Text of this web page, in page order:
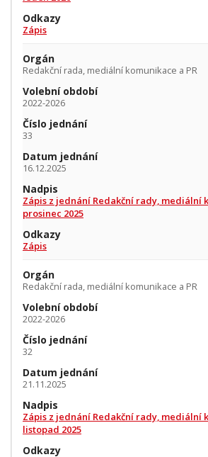
Odkazy
Zápis
Orgán
Redakční rada, mediální komunikace a PR
Volební období
2022-2026
Číslo jednání
33
Datum jednání
16.12.2025
Nadpis
Zápis z jednání Redakční rady, mediální
prosinec 2025
Odkazy
Zápis
Orgán
Redakční rada, mediální komunikace a PR
Volební období
2022-2026
Číslo jednání
32
Datum jednání
21.11.2025
Nadpis
Zápis z jednání Redakční rady, mediální
listopad 2025
Odkazy